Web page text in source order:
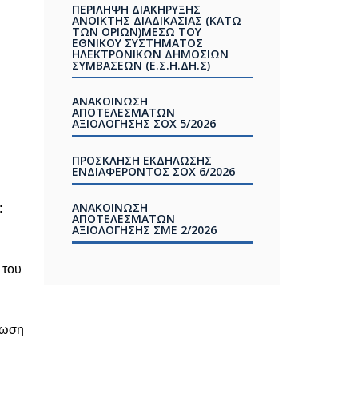
ΠΕΡΙΛΗΨΗ ΔΙΑΚΗΡΥΞΗΣ
ΑΝΟΙΚΤΗΣ ΔΙΑΔΙΚΑΣΙΑΣ (ΚΑΤΩ
ΤΩΝ ΟΡΙΩΝ)ΜΕΣΩ ΤΟΥ
ΕΘΝΙΚΟΥ ΣΥΣΤΗΜΑΤΟΣ
ΗΛΕΚΤΡΟΝΙΚΩΝ ΔΗΜΟΣΙΩΝ
ΣΥΜΒΑΣΕΩΝ (Ε.Σ.Η.ΔΗ.Σ)
ΑΝΑΚΟΙΝΩΣΗ
ΑΠΟΤΕΛΕΣΜΑΤΩΝ
ΑΞΙΟΛΟΓΗΣΗΣ ΣOX 5/2026
ΠΡΟΣΚΛΗΣΗ ΕΚΔΗΛΩΣΗΣ
ΕΝΔΙΑΦΕΡΟΝΤΟΣ ΣΟΧ 6/2026
ΑΝΑΚΟΙΝΩΣΗ
ΑΠΟΤΕΛΕΣΜΑΤΩΝ
ΑΞΙΟΛΟΓΗΣΗΣ ΣΜΕ 2/2026